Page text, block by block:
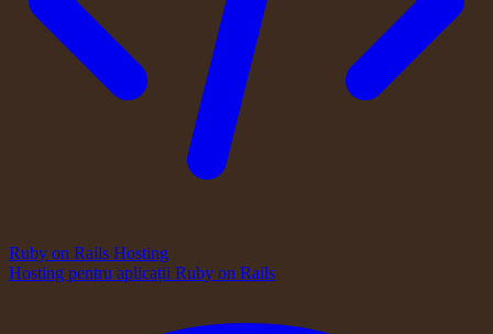
Ruby on Rails Hosting
Hosting pentru aplicații Ruby on Rails